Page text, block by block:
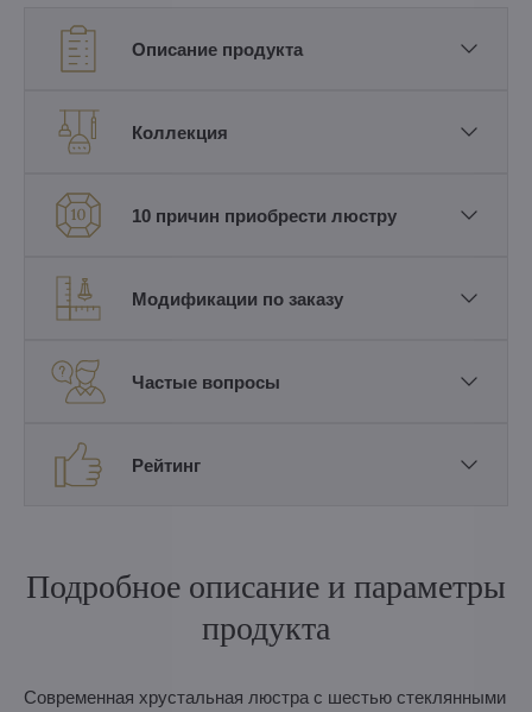
Описание продукта
Коллекция
10 причин приобрести люстру
Модификации по заказу
Частые вопросы
Рейтинг
Подробное описание и параметры
продукта
Современная хрустальная люстра с шестью стеклянными